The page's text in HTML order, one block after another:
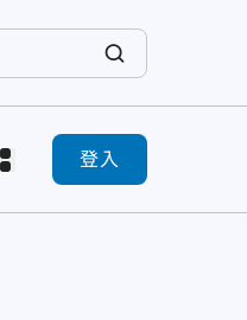
登入